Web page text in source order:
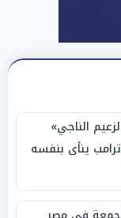
الناجي»
ينأى بنفسه